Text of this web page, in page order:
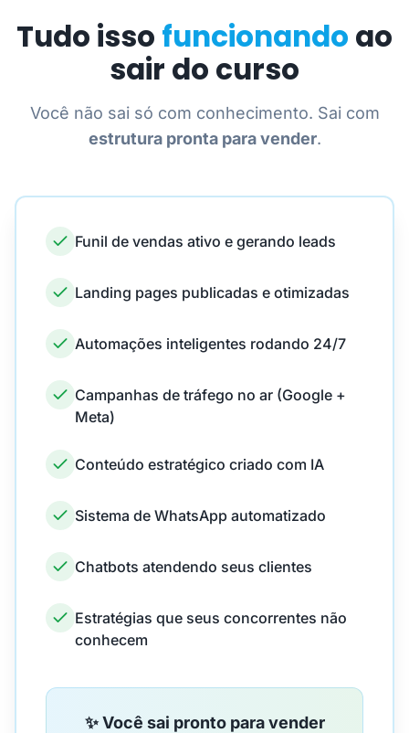
Tudo isso funcionando ao
sair do curso
Você não sai só com conhecimento. Sai com
estrutura pronta para vender.
Funil de vendas ativo e gerando leads
Landing pages publicadas e otimizadas
Automações inteligentes rodando 24/7
Campanhas de tráfego no ar (Google +
Meta)
Conteúdo estratégico criado com IA
Sistema de WhatsApp automatizado
Chatbots atendendo seus clientes
Estratégias que seus concorrentes não
conhecem
✨ Você sai pronto para vender